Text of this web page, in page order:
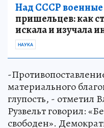
Над СССР военные
пришельцев: как
искала и изучала
НАУКА
-
материального
глупость, - отметил
Рузвельт говорил:
свободен».